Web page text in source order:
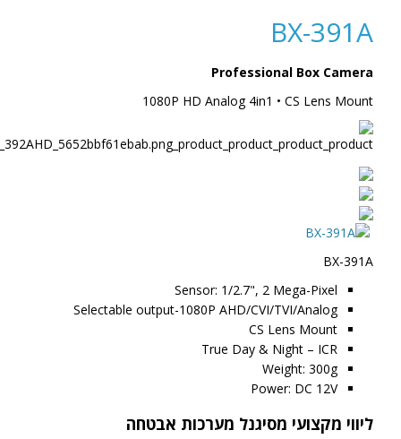
BX-391A
Professional Box Camera
1080P HD Analog 4in1 • CS Lens Mount
BX-391A
Sensor: 1/2.7", 2 Mega-Pixel
Selectable output-1080P AHD/CVI/TVI/Analog
CS Lens Mount
True Day & Night – ICR
Weight: 300g
Power: DC 12V
ליווי מקצועי מסיגנל מערכות אבטחה